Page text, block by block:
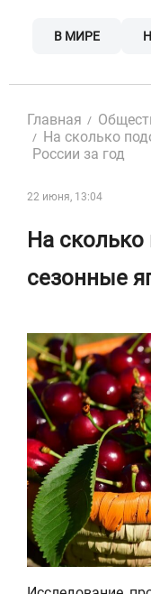
В МИРЕ
Главная
На сколько
России за год
22 июня, 13:04
На
сезонные